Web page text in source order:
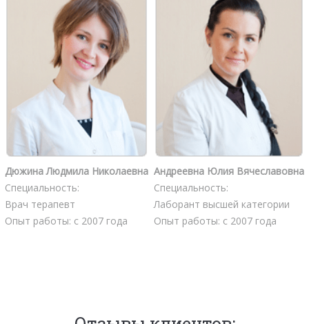
Дюжина Людмила Николаевна
Специальность:
Врач терапевт
Опыт работы: с 2007 года
Андреевна Юлия Вячеславовна
Специальность:
Лаборант высшей категории
Опыт работы: с 2007 года